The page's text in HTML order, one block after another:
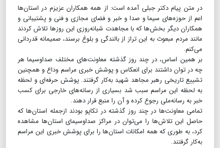
در متن پیام دکتر جبلی آمده است: از همه همکاران عزیزم در استان‌ها
اعم از حوزه‌های سیما و صدا و خبر و فضای مجازی و فنی و پشتیبانی و
همکاران دیگر بخش‌ها که با مجاهدت شبانه‌روزی این روزها تلاش کردند
مانند مردم مبعوث به این تراز از بالندگی و بلوغ برسند، صمیمانه قدردانی
می‌کنم.
بر همین اساس، در چند روز گذشته معاونت‌های مختلف صداوسیما هر
چه در توان داشتند برای انعکاس و پوشش خبری مراسم وداع و همچنین
تشییع تاریخی رهبر مجاهد شهید به‌کار گرفتند. پوشش حرفه‌ای و لحظه
به لحظه این مراسم سبب شد بسیاری از رسانه‌های خارجی برای کسب
خبر به رسانه‌ملی رجوع کرده و آن را منبع قرار دهند.
تمامی معاونت‌ها در چند روز گذشته در تکاپو بودند ازجمله استان‌ها که
حاصل این تلاش‌ها را می‌توان در مراکز صداوسیمای استان‌ها مشاهده
کرد، به طوری که همه امکانات استان‌ها را برای پوشش خبری این مراسم
به‌کار گرفتند.